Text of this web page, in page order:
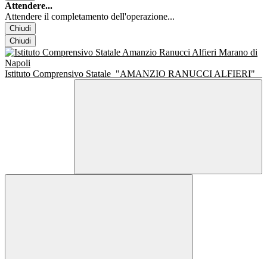
Attendere...
Attendere il completamento dell'operazione...
Chiudi
Chiudi
Istituto Comprensivo Statale "AMANZIO RANUCCI ALFIERI"